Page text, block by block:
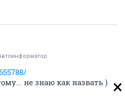
не знаю как назвать )